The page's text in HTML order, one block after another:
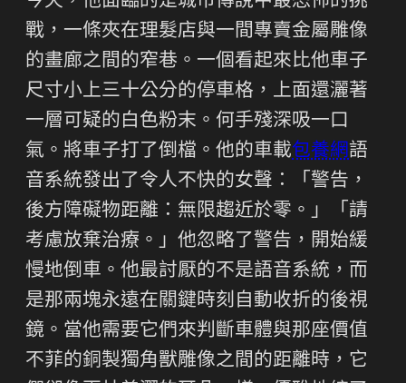
戰，一條夾在理髮店與一間專賣金屬雕像
的畫廊之間的窄巷。一個看起來比他車子
尺寸小上三十公分的停車格，上面還灑著
一層可疑的白色粉末。何手殘深吸一口
氣。將車子打了倒檔。他的車載包養網語
音系統發出了令人不快的女聲：「警告，
後方障礙物距離：無限趨近於零。」「請
考慮放棄治療。」他忽略了警告，開始緩
慢地倒車。他最討厭的不是語音系統，而
是那兩塊永遠在關鍵時刻自動收折的後視
鏡。當他需要它們來判斷車體與那座價值
不菲的銅製獨角獸雕像之間的距離時，它